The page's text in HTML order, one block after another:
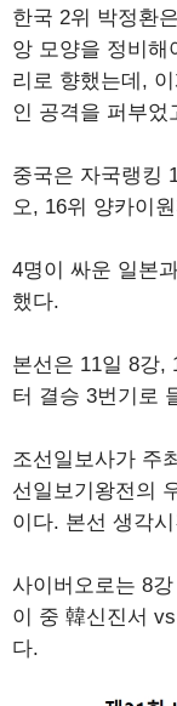
한국 2위 박정환
앙 모양을 정비해
리로 향했는데,
인 공격을 퍼부었
중국은 자국랭킹
오, 16위 양카이
4명이 싸운 일본
했다.
본선은 11일 8강,
터 결승 3번기로
조선일보사가 주
선일보기왕전의
이다. 본선 생각
사이버오로는 8
이 중 韓신진서
다.